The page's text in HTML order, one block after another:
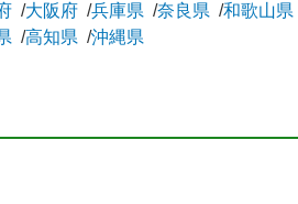
大阪府 兵庫県 奈良県
和歌山県
高知県 沖縄県